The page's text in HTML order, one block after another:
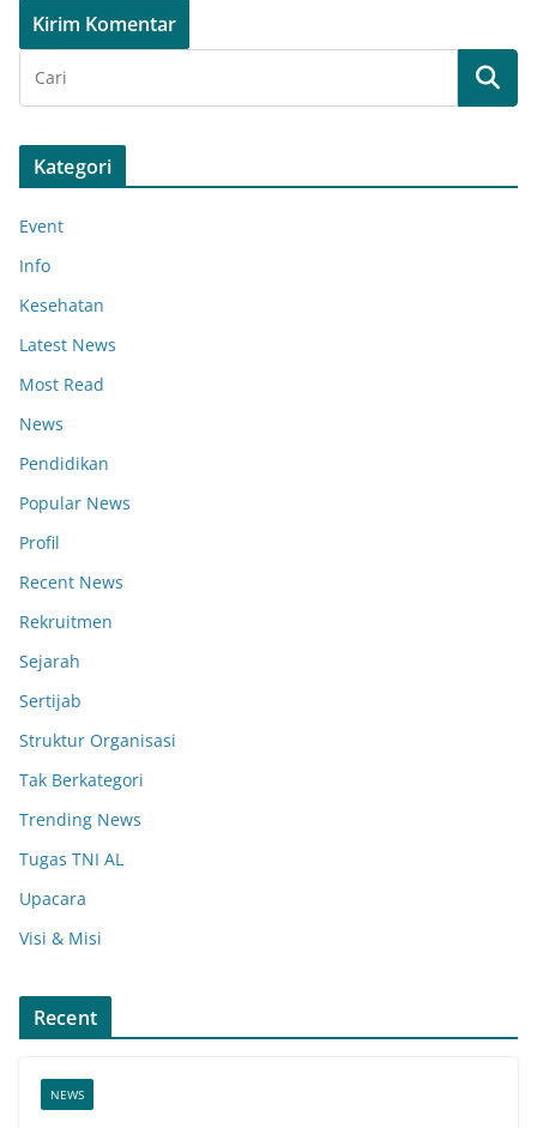
Kategori
Event
Info
Kesehatan
Latest News
Most Read
News
Pendidikan
Popular News
Profil
Recent News
Rekruitmen
Sejarah
Sertijab
Struktur Organisasi
Tak Berkategori
Trending News
Tugas TNI AL
Upacara
Visi & Misi
Recent
NEWS